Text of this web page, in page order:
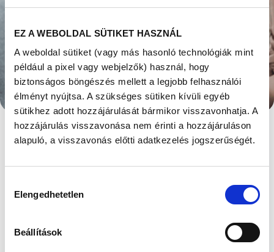
EZ A WEBOLDAL SÜTIKET HASZNÁL
A weboldal sütiket (vagy más hasonló technológiák mint
például a pixel vagy webjelzők) használ, hogy
biztonságos böngészés mellett a legjobb felhasználói
élményt nyújtsa. A szükséges sütiken kívüli egyéb
sütikhez adott hozzájárulását bármikor visszavonhatja. A
hozzájárulás visszavonása nem érinti a hozzájáruláson
alapuló, a visszavonás előtti adatkezelés jogszerűségét.
kiválasztása
Elengedhetetlen
Beállítások
A MEDDŐSÉG CSAK
EGY ÁLLAPOT, NEM
VÉGLEGES
DIAGNÓZIS!
Meddőség. Én ezt a rideg kifejezést azt
lesz-e nekem is gyermekem, mégis úgy